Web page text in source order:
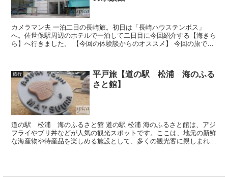
カメラマン夫 一泊二日の長崎旅。初日は「長崎ハウステンボス」
へ。佐世保駅周辺のホテルで一泊して二日目に今回紹介する【海きら
ら】へ行きました。 【今回の体験談からのオススメ】 今回の旅でこ
旅行
平戸旅【道の駅 松浦 海のふる
さと館】
道の駅 松浦 海のふるさと館 道の駅 松浦 海のふるさと館は、アジ
フライやブリ丼などが人気の観光スポットです。ここは、地元の新鮮
な海産物や特産品を楽しめる施設として、多くの観光客に親しまれて